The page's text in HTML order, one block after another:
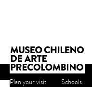
Plan your visit Schools